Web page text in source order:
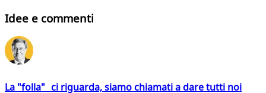
Idee e commenti
La "folla" ci riguarda, siamo chiamati a dare tutti noi